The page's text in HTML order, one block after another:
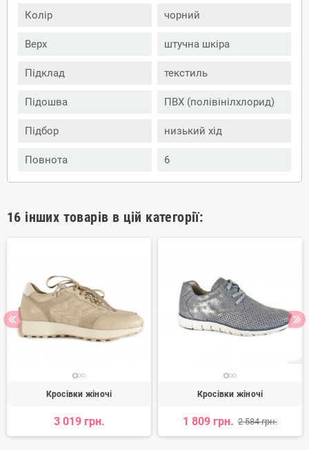
Колір чорний
Верх штучна шкіра
Підклад текстиль
Підошва ПВХ (полівінілхлорид)
Підбор низький хід
Повнота 6
16 інших товарів в цій категорії:
Кросівки жіночі
3 019 грн.
Кросівки жіночі
1 809 грн. 2 584 грн.